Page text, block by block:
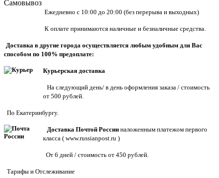
Ежедневно с 10:00 до 20:00 (без перерыва и выходных)
К оплате принимаются наличные и безналичные средства.
Доставка в другие города осуществляется любым удобным для Вас
способом по 100% предоплате:
Курьерская доставка
На следующий день/ в день оформления заказа / стоимость
от 500 рублей.
По Екатеринбургу.
Доставка Почтой России наложенным платежом первого
класса ( www.russianpost.ru )
От 6 дней / стоимость от 450 рублей.
Тарифы и Отслеживание